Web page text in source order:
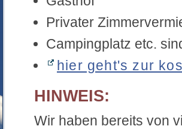
Privater
Campingplatz etc.
hier geht's zur
HINWEIS:
Wir haben bereits von